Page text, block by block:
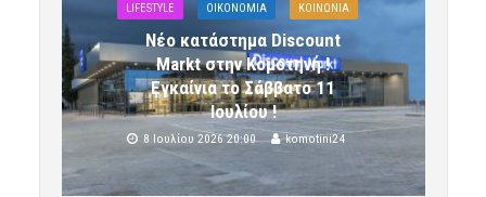
LIFESTYLE OIKONOMIA ΚΟΙΝΩΝΙΑ
Νέο κατάστημα Discount
Markt στην Κομοτηνή !
Εγκαίνια το Σάββατο 11
Ιουλίου !
8 Ιουλίου 2026 20:00 komotini24